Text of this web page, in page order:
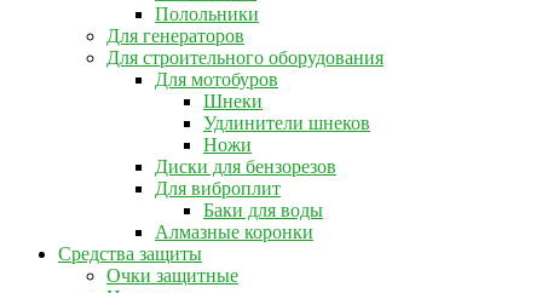
Полольники
Для генераторов
Для строительного оборудования
Для мотобуров
Шнеки
Удлинители шнеков
Ножи
Диски для бензорезов
Для виброплит
Баки для воды
Алмазные коронки
Средства защиты
Очки защитные